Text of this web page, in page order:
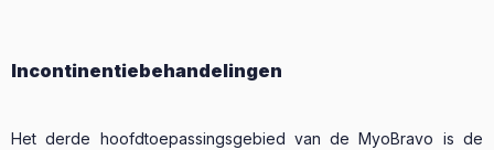
Incontinentiebehandelingen
Het derde hoofdtoepassingsgebied van de MyoBravo is de